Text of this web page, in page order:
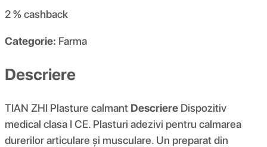
2 %cashback
Categorie: Farma
Descriere
TIAN ZHI Plasture calmant Descriere Dispozitiv
medical clasa I CE. Plasturi adezivi pentru calmarea
durerilor articulare și musculare. Un preparat din